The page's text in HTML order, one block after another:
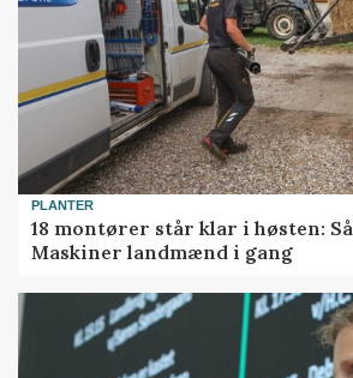
PLANTER
18 montører står klar i høsten:
Maskiner landmænd i gang